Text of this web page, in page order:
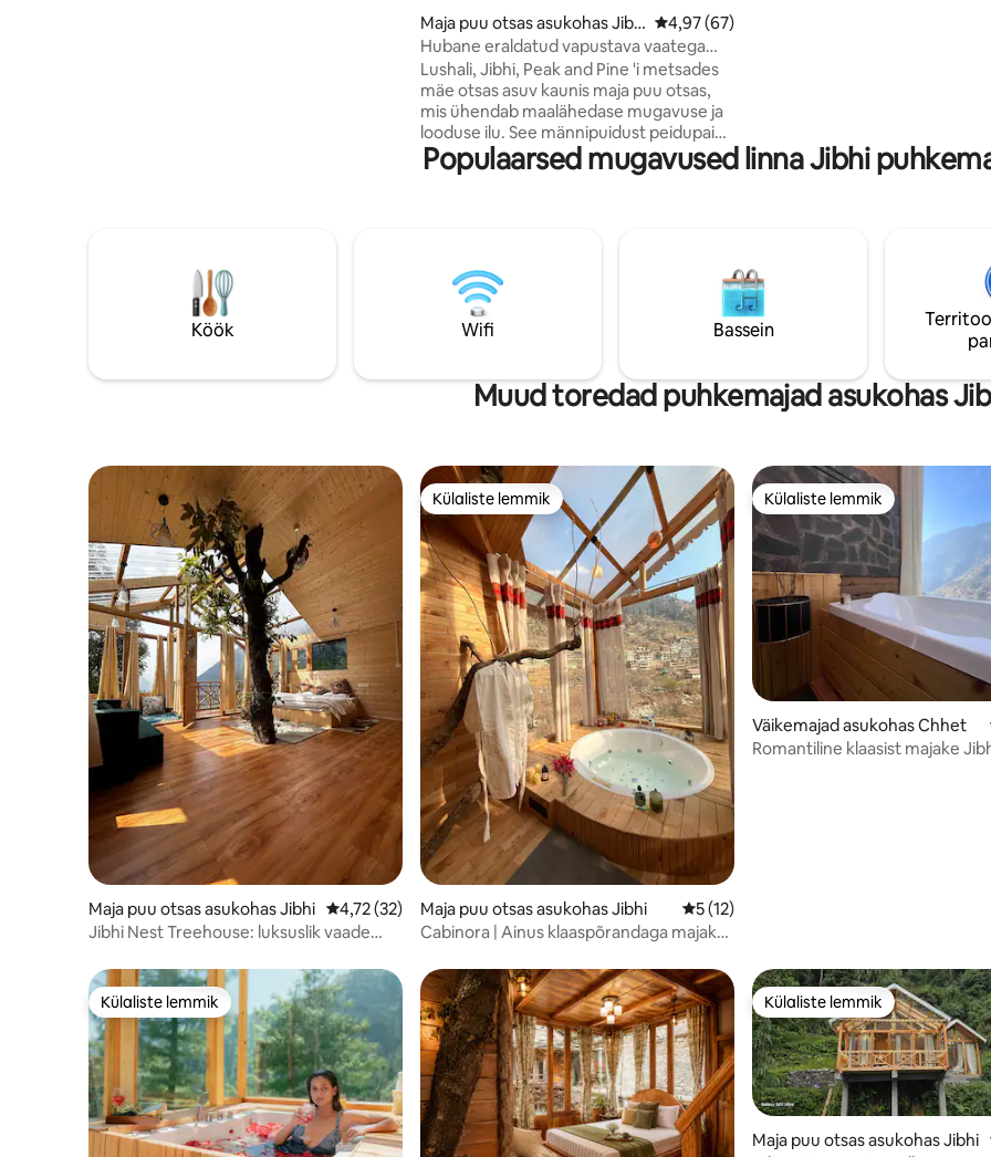
Maja puu otsas asukohas Jibh
i
Keskmine hinnang 4,97/5, 67 hinnangut
4,97 (67)
Hubane eraldatud vapustava vaatega
majake puu otsas Lushal
Lushali, Jibhi, Peak and Pine 'i metsades
mäe otsas asuv kaunis maja puu otsas,
mis ühendab maalähedase mugavuse ja
looduse ilu. See männipuidust peidupaik
pakub haruldasi katkematuid vaateid
kuuele Himaalaja mäetipule. Hubases
kui sa loobud linnaelust mägedes.
Ideaalne rahulikuks puhkuseks
vapustavate Himaalaja vaadetega
metsas.
Populaarsed mugavused linna Jibhi
Köök Wifi Bassein
Muud toredad puhkemajad asukohas
Maja puu otsas asukohas Jibhi Keskmine hinnang 4,72/5, 32 hinnangut
4,72 (32)
Jibhi Nest Treehouse: luksuslik vaade
Külaliste lemmik
Külaliste lemmik
Maja puu otsas asukohas Jibhi Keskmine hinnang 5/5, 12 hinnangut
5 (12)
Cabinora | Ainus klaaspõrandaga majake
Külaliste lemmik
Külaliste lemmik
Väikemajad asukohas Chhet
Romantiline klaasist majake
Külaliste lemmik
Külaliste lemmik Külaliste lemmik
Külaliste lemmik
Maja puu otsas asukohas Jibhi